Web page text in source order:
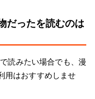
だったを読むのは
読みたい場合でも、漫
用はおすすめしませ